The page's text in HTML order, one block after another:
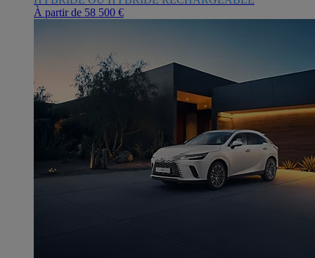
À partir de 58 500 €